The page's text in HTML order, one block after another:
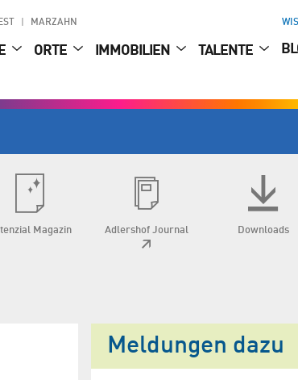
MARZAHN
ORTE IMMOBILIEN TALENTE
Magazin Adlershof Journal Downloads
Meldungen dazu